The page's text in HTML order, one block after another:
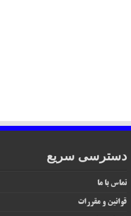
دسترسی سریع
تماس با ما
قوانین و مقررات